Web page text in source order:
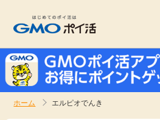
ホーム エルピオでんき
サービスで探す